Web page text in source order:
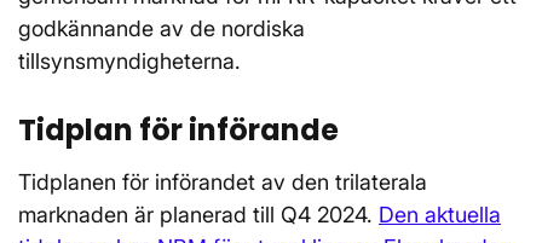
godkännande av de nordiska
tillsynsmyndigheterna.
Tidplan för införande
Tidplanen för införandet av den trilaterala
marknaden är planerad till Q4 2024. Den aktuella